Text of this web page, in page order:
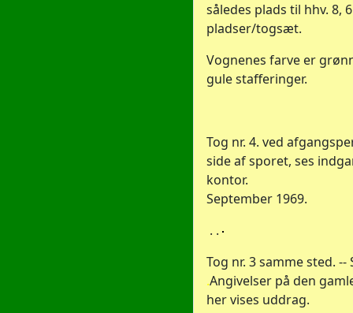
således plads til hhv. 8,
pladser/togsæt.
Vognenes farve er
gule stafferinger.
Tog nr. 4. ved
side af sporet, ses
kontor.
September 1969.
. .
Tog nr. 3 samme sted.
.Angivelser på den
her vises uddrag.